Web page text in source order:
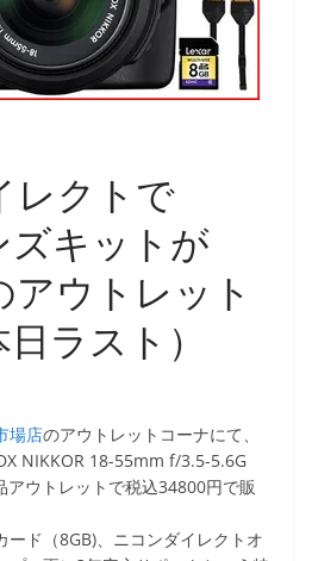
レクトで
ズキットが
アウトレット
ラスト）
場店のアウトレットコーナにて、
NIKKOR 18-55mm f/3.5-5.6G
アウトレットで税込34800円で販
ード（8GB)、ニコンダイレクトオ